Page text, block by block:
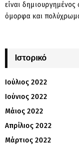
είναι
όμορφα και
Ιστορικό
Ιούλιος 2022
Ιούνιος 2022
Μάιος 2022
Απρίλιος 2022
Μάρτιος 2022